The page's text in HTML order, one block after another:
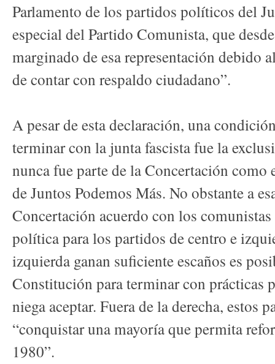
Parlamento de los partidos políticos del
especial del Partido Comunista, que
marginado de esa representación debido
de contar con respaldo ciudadano”.
A pesar de esta declaración, una
terminar con la junta fascista fue la
nunca fue parte de la Concertación
de Juntos Podemos Más. No obstante a
Concertación acuerdo con los
política para los partidos de centro e
izquierda ganan suficiente escaños es
Constitución para terminar con prácticas
niega aceptar. Fuera de la derecha, estos
“conquistar una mayoría que permita
1980”.